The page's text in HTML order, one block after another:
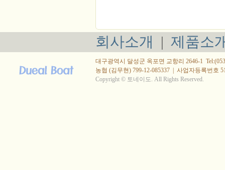
회사소개 | 제품소
대구광역시 달성군 옥포면 교항리 2646-1
농협 (김무현) 799-12-085337
사업자등록번호
Copyright © 토네이도. All Rights Reserved.